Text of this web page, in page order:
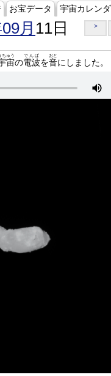
お宝データ 宇宙カレン
月 11日 >
宙
ちゅう
の電波
でんぱ
を音
おと
にしました。